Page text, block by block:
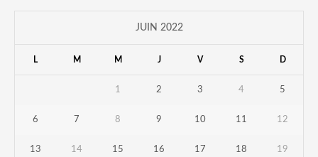
JUIN 2022
L M M J V S D
1 2 3 4 5
6 7 8 9 10 11 12
13 14 15 16 17 18 19